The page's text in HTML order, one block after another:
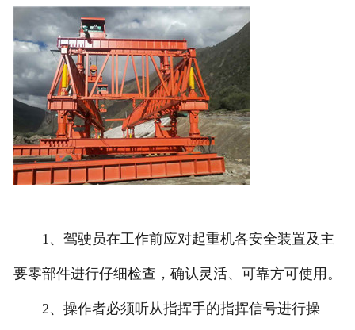
1、驾驶员在工作前应对起重机各安全装置及主
要零部件进行仔细检查，确认灵活、可靠方可使用。
2、操作者必须听从指挥手的指挥信号进行操